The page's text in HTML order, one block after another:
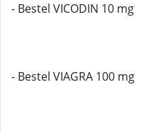
- Bestel VICODIN 10 mg
- Bestel VIAGRA 100 mg